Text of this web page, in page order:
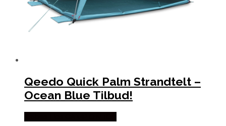
Qeedo Quick Palm Strandtelt –
Ocean Blue Tilbud!